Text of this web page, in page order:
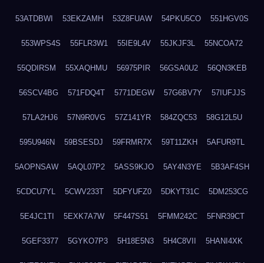
53ATDBWI 53EKZAMH 53Z8FUAW 54PKU5CO 551HGV0S
553WPS4S 55FLR3W1 55IE9L4V 55JKJF3L 55NCOA72
55QDIRSM 55XAQHMU 56975PIR 56GSA0U2 56QN3KEB
56SCV4BG 571FDQ4T 5771DEGW 57G6BV7Y 57IUFJJS
57LA2HJ6 57N9R0VG 57Z141YR 584ZQC53 58G12L5U
595U946N 59BSESDJ 59FRMR7X 59T11ZKH 5AFUR9TL
5AOPNSAW 5AQL07P2 5ASS9KJO 5AY4N3YE 5B3AF4SH
5CDCU7YL 5CWV233T 5DFYUFZ0 5DKYT31C 5DM253CG
5E4JC1TI 5EXK7A7W 5F447S51 5FMM242C 5FNR39CT
5GEF3377 5GYKO7P3 5H18E5N3 5H4C8VII 5HANI4XK